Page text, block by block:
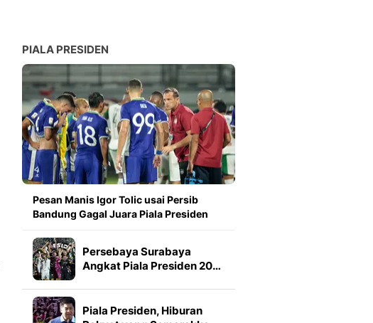
PIALA PRESIDEN
Pesan Manis Igor Tolic usai Persib
Bandung Gagal Juara Piala Presiden
Persebaya Surabaya
Angkat Piala Presiden 20…
Piala Presiden, Hiburan